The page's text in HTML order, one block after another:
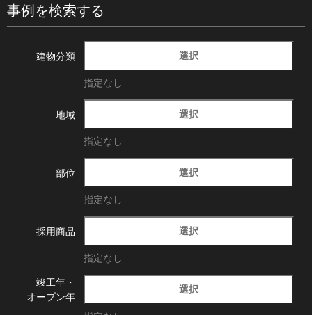
事例を検索する
建物分類 選択
指定なし
地域 選択
指定なし
部位 選択
指定なし
採用商品 選択
指定なし
竣工年・
オープン年
選択